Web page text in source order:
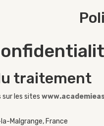
traitement
sur les sites
Malgrange, France